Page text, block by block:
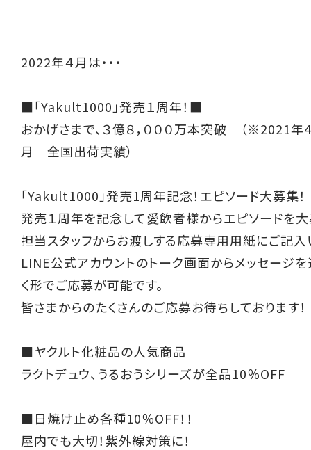
2022年４月は・・・
■「Yakult1000」発売１周年！■
おかげさまで、３億８，０００万本突破 （※2021
月 全国出荷実績）
「Yakult1000」発売1周年記念！エピソード大募集！
発売１周年を記念して愛飲者様からエピソードを大
担当スタッフからお渡しする応募専用用紙にご記入
LINE公式アカウントのトーク画面からメッセージ
く形でご応募が可能です。
皆さまからのたくさんのご応募お待ちしております！
■ヤクルト化粧品の人気商品
ラクトデュウ、うるおうシリーズが全品10％OFF
■日焼け止め各種10％OFF！！
屋内でも大切！紫外線対策に！